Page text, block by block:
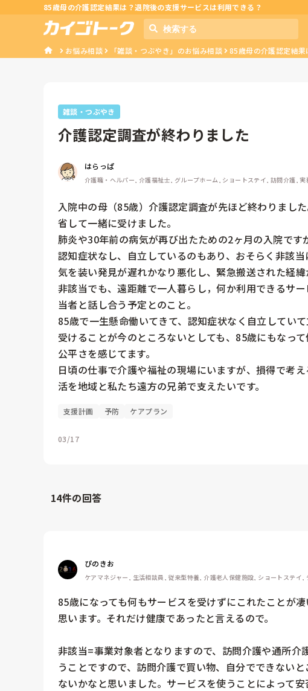
85歳母の介護認定結果は？退院後の支援サービスは利用できる？
お悩み相談 「雑談・つぶやき」のお悩み相談 85歳母の介護認定結
雑談・つぶやき
介護認定調査が終わりました
はらっぱ
介護職・ヘルパー, 介護福祉士, グループホーム, ショートステイ, 訪問介護,
入院中の母（85歳）介護認定調査が先ほど終わりまし
省して一緒に受けました。
肺炎や30年前の病気が再び出たための2ヶ月の入院です
認知症状なし、自立しているのもあり、おそらく非該
気を装い発見が遅れかなり悪化し、緊急搬送された経
非該当でも、遠距離で一人暮らし，何か利用できるサ
当者と話し合う予定とのこと。
85歳で一生懸命働いてきて、認知症状なく自立してい
受けることが今のところないとしても、85歳にもなっ
公平さを感じてます。
日頃の仕事で介護や福祉の現場にいますが、損得で考
活を地域と私たち遠方の兄弟で支えたいです。
支援計画 予防 ケアプラン
03/17
14件の回答
ぴのきお
ケアマネジャー, 生活相談員, 従来型特養, 介護老人保健施設, ショートステイ,
85歳になっても何もサービスを受けずにこれたことが
思います。それだけ健康であったと言えるので。
非該当=事業対象者となりますので、訪問介護や通所
うことですので、訪問介護で買い物、自分でできない
ないかなと思いました。サービスを使うことによって